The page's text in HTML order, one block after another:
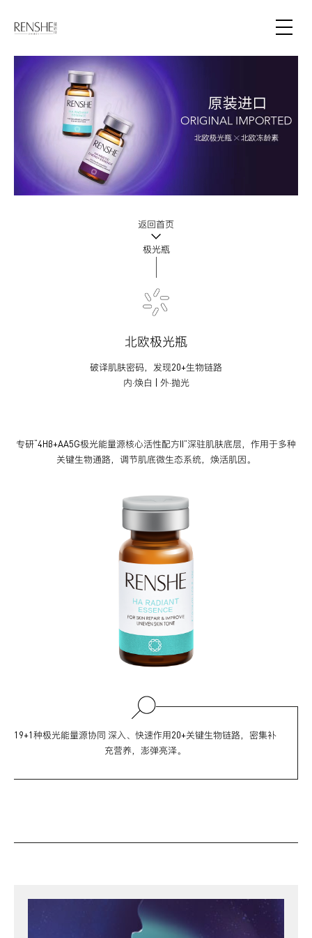
返回首页
极光瓶
北欧极光瓶
破译肌肤密码，发现20+生物链路
内·焕白 | 外·抛光
专研“4Hβ+AA5G极光能量源核心活性配方II”深驻肌肤底层，作用于多种
关键生物通路，调节肌底微生态系统，焕活肌因。
19+1种极光能量源协同 深入、快速作用20+关键生物链路，密集补
充营养，澎弹亮泽。